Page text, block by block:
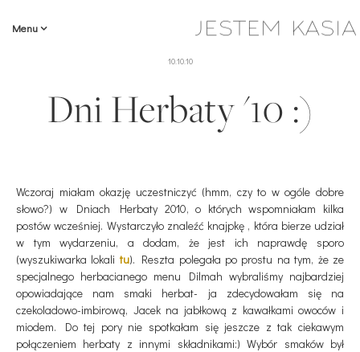
Menu
10.10.10
Dni Herbaty '10 :)
Wczoraj miałam okazję uczestniczyć (hmm, czy to w ogóle dobre
słowo?) w Dniach Herbaty 2010, o których wspomniałam kilka
postów wcześniej. Wystarczyło znaleźć knajpkę , która bierze udział
w tym wydarzeniu, a dodam, że jest ich naprawdę sporo
(wyszukiwarka lokali tu). Reszta polegała po prostu na tym, że ze
specjalnego herbacianego menu Dilmah wybraliśmy najbardziej
opowiadające nam smaki herbat- ja zdecydowałam się na
czekoladowo-imbirową, Jacek na jabłkową z kawałkami owoców i
miodem. Do tej pory nie spotkałam się jeszcze z tak ciekawym
połączeniem herbaty z innymi składnikami:) Wybór smaków był